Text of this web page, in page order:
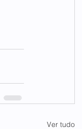
Ver tudo